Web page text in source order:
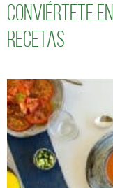
Conviértete
recetas